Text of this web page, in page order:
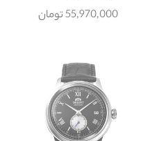
55,970,000 تومان